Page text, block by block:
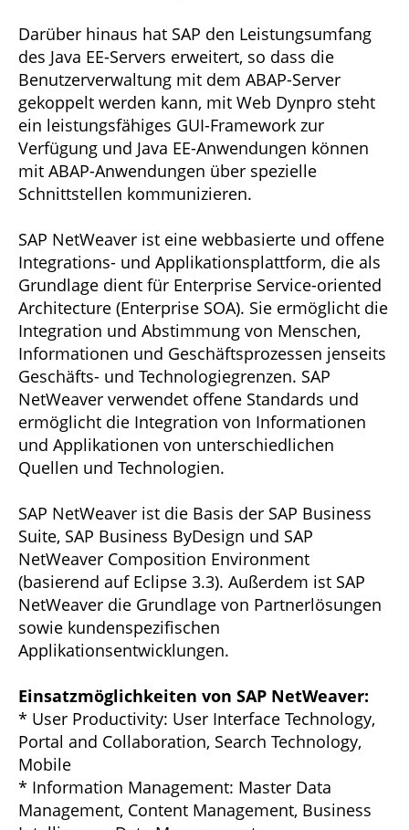
Darüber hinaus hat SAP den Leistungsumfang
des Java EE-Servers erweitert, so dass die
Benutzerverwaltung mit dem ABAP-Server
gekoppelt werden kann, mit Web Dynpro steht
ein leistungsfähiges GUI-Framework zur
Verfügung und Java EE-Anwendungen können
mit ABAP-Anwendungen über spezielle
Schnittstellen kommunizieren.
SAP NetWeaver ist eine webbasierte und offene
Integrations- und Applikationsplattform, die als
Grundlage dient für Enterprise Service-oriented
Architecture (Enterprise SOA). Sie ermöglicht die
Integration und Abstimmung von Menschen,
Informationen und Geschäftsprozessen jenseits
Geschäfts- und Technologiegrenzen. SAP
NetWeaver verwendet offene Standards und
ermöglicht die Integration von Informationen
und Applikationen von unterschiedlichen
Quellen und Technologien.
SAP NetWeaver ist die Basis der SAP Business
Suite, SAP Business ByDesign und SAP
NetWeaver Composition Environment
(basierend auf Eclipse 3.3). Außerdem ist SAP
NetWeaver die Grundlage von Partnerlösungen
sowie kundenspezifischen
Applikationsentwicklungen.
Einsatzmöglichkeiten von SAP NetWeaver:
* User Productivity: User Interface Technology,
Portal and Collaboration, Search Technology,
Mobile
* Information Management: Master Data
Management, Content Management, Business